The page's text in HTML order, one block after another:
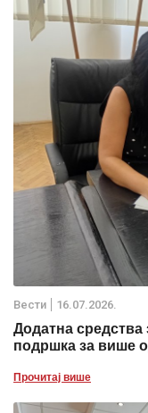
Вести 16.07.2026.
Додатна
подршка за више
Прочитај више